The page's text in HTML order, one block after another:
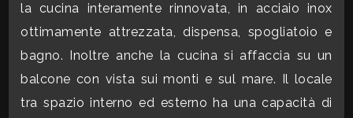
la cucina interamente rinnovata, in acciaio inox
ottimamente attrezzata, dispensa, spogliatoio e
bagno. Inoltre anche la cucina si affaccia su un
balcone con vista sui monti e sul mare. Il locale
tra spazio interno ed esterno ha una capacità di